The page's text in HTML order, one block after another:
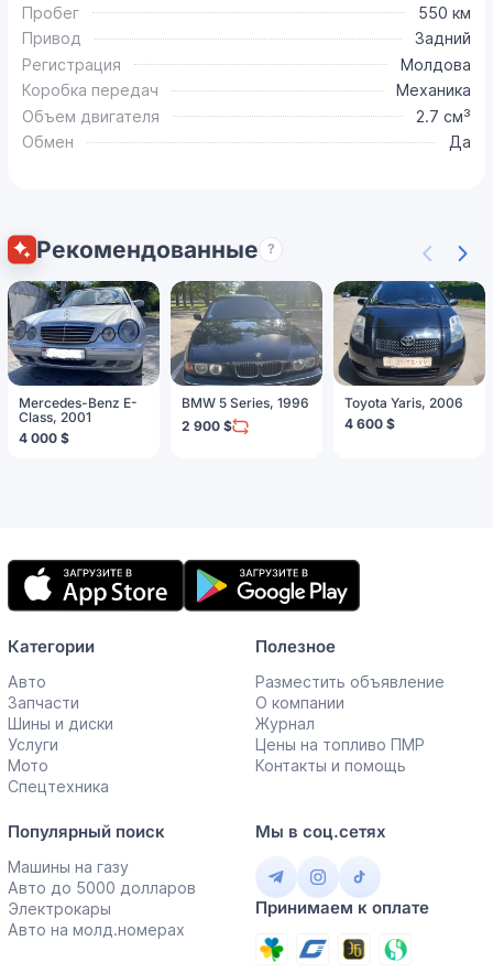
Пробег
550 км
Привод
Задний
Регистрация
Молдова
Коробка передач
Механика
Объем двигателя
2.7 см³
Обмен
Да
Рекомендованные ?
Mercedes-Benz E-
Class, 2001
4 000 $
BMW 5 Series, 1996
2 900 $
Toyota Yaris, 2006
4 600 $
Мобильное
приложение
Категории
Авто
Запчасти
Шины и диски
Услуги
Мото
Спецтехника
Полезное
Разместить объявление
О компании
Журнал
Цены на топливо ПМР
Контакты и помощь
Популярный поиск
Машины на газу
Авто до 5000 долларов
Электрокары
Авто на молд.номерах
Мы в соц.сетях
Принимаем к оплате